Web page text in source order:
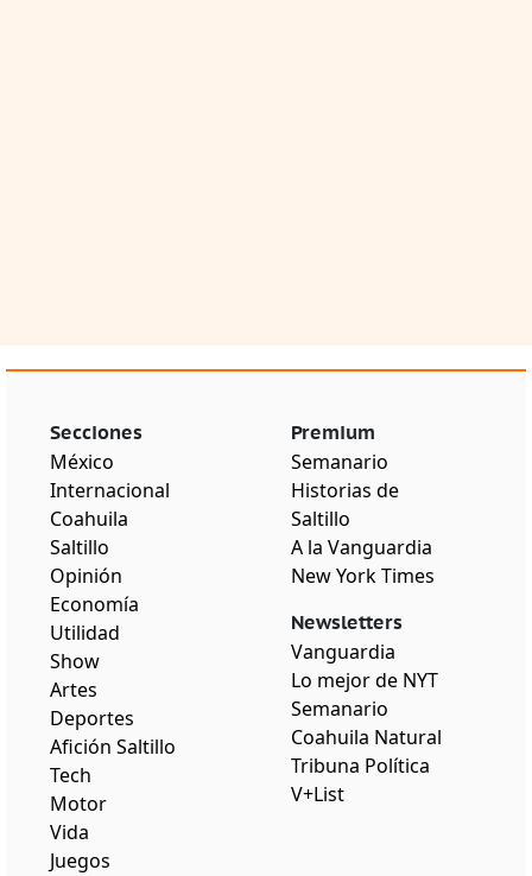
Secciones
México
Internacional
Coahuila
Saltillo
Opinión
Economía
Utilidad
Show
Artes
Deportes
Afición Saltillo
Tech
Motor
Vida
Juegos
Premium
Semanario
Historias de
Saltillo
A la Vanguardia
New York Times
Newsletters
Vanguardia
Lo mejor de NYT
Semanario
Coahuila Natural
Tribuna Política
V+List